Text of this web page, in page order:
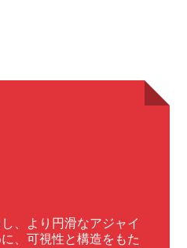
、より円滑なアジャイ
、可視性と構造をもた